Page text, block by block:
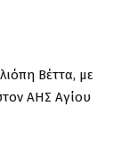
Βέττα, με
ΑΗΣ Αγίου